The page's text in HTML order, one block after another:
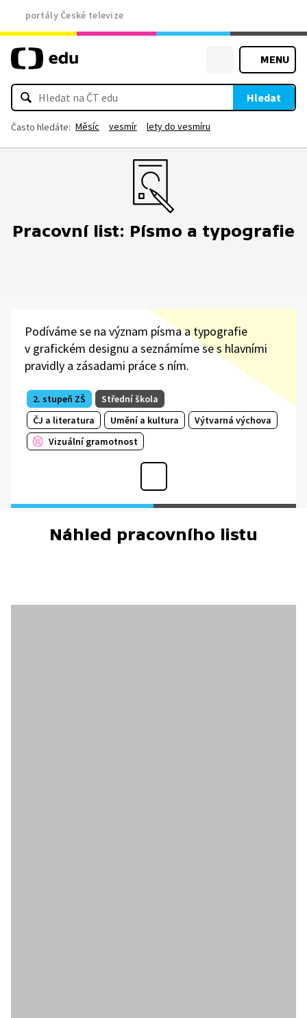
portály České televize
MENU
Hledat
Často hledáte: Měsíc vesmír lety do vesmíru
Pracovní list: Písmo a typografie
Podíváme se na význam písma a typografie
v grafickém designu a seznámíme se s hlavními
pravidly a zásadami práce s ním.
2. stupeň ZŠ
Střední škola
ČJ a literatura
Umění a kultura
Výtvarná výchova
Vizuální gramotnost
Náhled pracovního listu